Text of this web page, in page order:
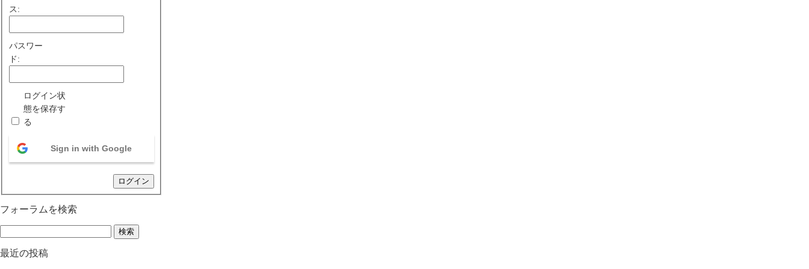
ス:
パスワー
ド:
ログイン状
態を保存す
る
Sign in with Google
ログイン
フォーラムを検索
最近の投稿